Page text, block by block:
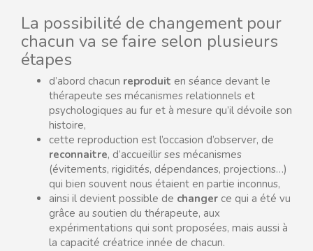
La possibilité de changement pour
chacun va se faire selon plusieurs
étapes
d’abord chacun reproduit en séance devant le
thérapeute ses mécanismes relationnels et
psychologiques au fur et à mesure qu’il dévoile son
histoire,
cette reproduction est l’occasion d’observer, de
reconnaitre, d’accueillir ses mécanismes
(évitements, rigidités, dépendances, projections…)
qui bien souvent nous étaient en partie inconnus,
ainsi il devient possible de changer ce qui a été vu
grâce au soutien du thérapeute, aux
expérimentations qui sont proposées, mais aussi à
la capacité créatrice innée de chacun.